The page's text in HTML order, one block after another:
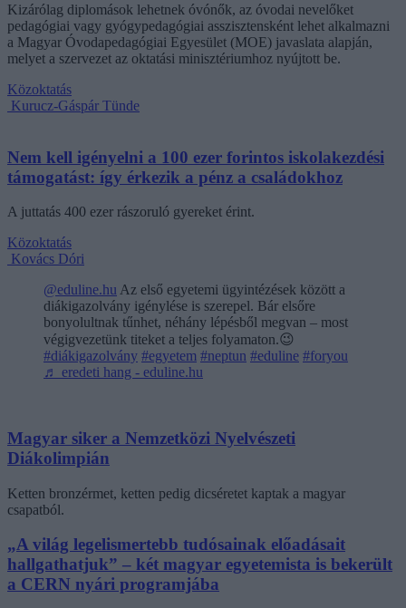
Kizárólag diplomások lehetnek óvónők, az óvodai nevelőket
pedagógiai vagy gyógypedagógiai asszisztensként lehet alkalmazni
a Magyar Óvodapedagógiai Egyesület (MOE) javaslata alapján,
melyet a szervezet az oktatási minisztériumhoz nyújtott be.
Közoktatás
Kurucz-Gáspár Tünde
Nem kell igényelni a 100 ezer forintos iskolakezdési
támogatást: így érkezik a pénz a családokhoz
A juttatás 400 ezer rászoruló gyereket érint.
Közoktatás
Kovács Dóri
@eduline.hu Az első egyetemi ügyintézések között a
diákigazolvány igénylése is szerepel. Bár elsőre
bonyolultnak tűnhet, néhány lépésből megvan – most
végigvezetünk titeket a teljes folyamaton.😉
#diákigazolvány #egyetem #neptun #eduline #foryou
♬ eredeti hang - eduline.hu
Magyar siker a Nemzetközi Nyelvészeti
Diákolimpián
Ketten bronzérmet, ketten pedig dicséretet kaptak a magyar
csapatból.
„A világ legelismertebb tudósainak előadásait
hallgathatjuk” – két magyar egyetemista is bekerült
a CERN nyári programjába